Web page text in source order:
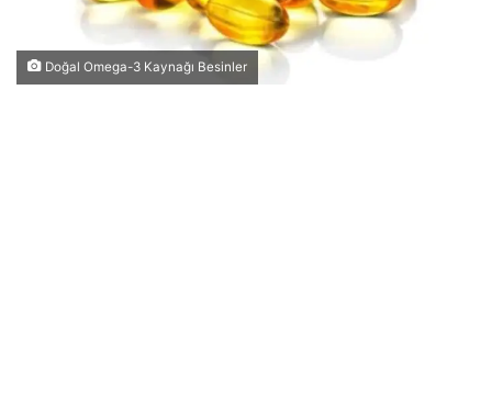
Doğal Omega-3 Kaynağı Besinler